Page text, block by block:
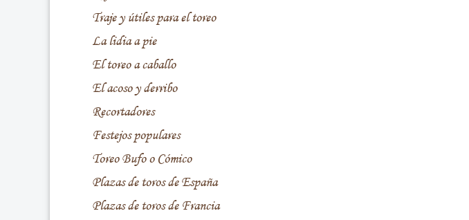
Traje y útiles para el toreo
La lidia a pie
El toreo a caballo
El acoso y derribo
Recortadores
Festejos populares
Toreo Bufo o Cómico
Plazas de toros de España
Plazas de toros de Francia